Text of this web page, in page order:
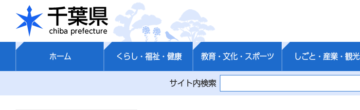
千葉県
ホーム くらし・福祉・健康 教育・文化・スポーツ しごと・産業・観光
サイト内検索